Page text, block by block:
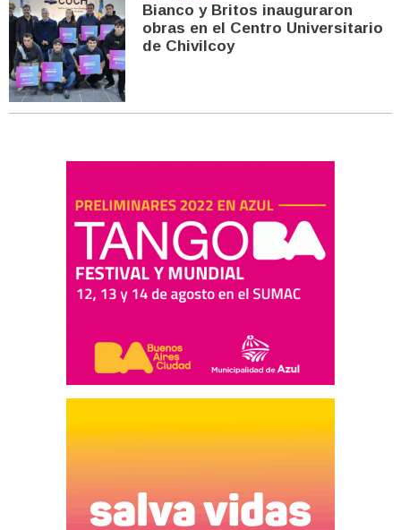
Bianco y Britos inauguraron
obras en el Centro Universitario
de Chivilcoy